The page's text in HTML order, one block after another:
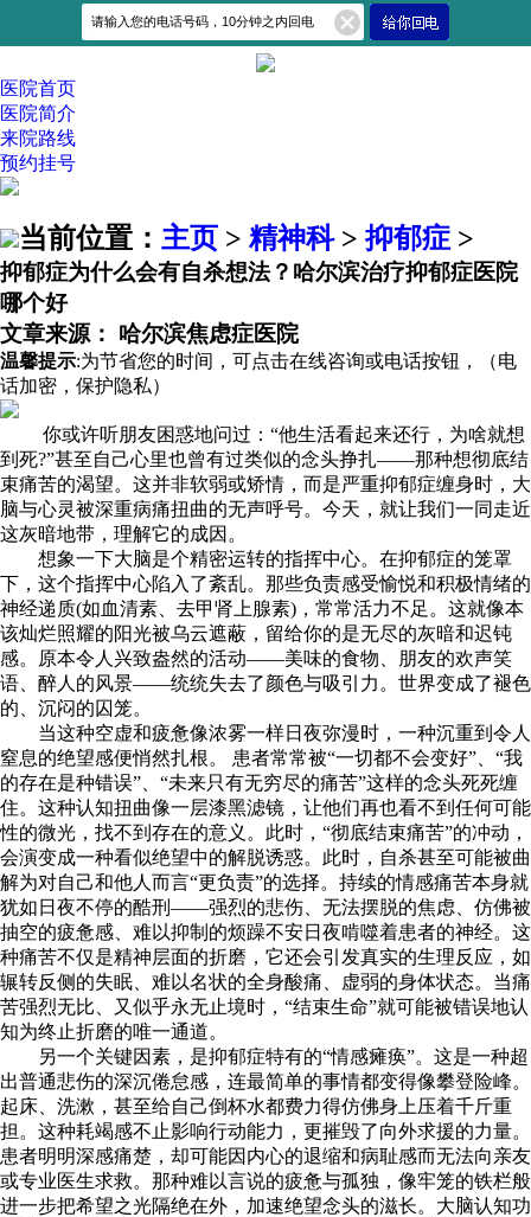
医院首页
医院简介
来院路线
预约挂号
当前位置： 主页 > 精神科> 抑郁症 >
抑郁症为什么会有自杀想法？哈尔滨治疗抑郁症医院
哪个好
文章来源： 哈尔滨焦虑症医院
温馨提示:为节省您的时间，可点击在线咨询或电话按钮，（电
话加密，保护隐私）
你或许听朋友困惑地问过：“他生活看起来还行，为啥就想
到死?”甚至自己心里也曾有过类似的念头挣扎——那种想彻底结
束痛苦的渴望。这并非软弱或矫情，而是严重抑郁症缠身时，大
脑与心灵被深重病痛扭曲的无声呼号。今天，就让我们一同走近
这灰暗地带，理解它的成因。
想象一下大脑是个精密运转的指挥中心。在抑郁症的笼罩
下，这个指挥中心陷入了紊乱。那些负责感受愉悦和积极情绪的
神经递质(如血清素、去甲肾上腺素)，常常活力不足。这就像本
该灿烂照耀的阳光被乌云遮蔽，留给你的是无尽的灰暗和迟钝
感。原本令人兴致盎然的活动——美味的食物、朋友的欢声笑
语、醉人的风景——统统失去了颜色与吸引力。世界变成了褪色
的、沉闷的囚笼。
​​当这种空虚和疲惫像浓雾一样日夜弥漫时，一种沉重到令人
窒息的绝望感便悄然扎根。​​ 患者常常被“一切都不会变好”、“我
的存在是种错误”、“未来只有无穷尽的痛苦”这样的念头死死缠
住。这种认知扭曲像一层漆黑滤镜，让他们再也看不到任何可能
性的微光，找不到存在的意义。此时，“彻底结束痛苦”的冲动，
会演变成一种看似绝望中的解脱诱惑。此时，自杀甚至可能被曲
解为对自己和他人而言“更负责”的选择。持续的情感痛苦本身就
犹如日夜不停的酷刑——强烈的悲伤、无法摆脱的焦虑、仿佛被
抽空的疲惫感、难以抑制的烦躁不安日夜啃噬着患者的神经。这
种痛苦不仅是精神层面的折磨，它还会引发真实的生理反应，如
辗转反侧的失眠、难以名状的全身酸痛、虚弱的身体状态。​​当痛
苦强烈无比、又似乎永无止境时，“结束生命”就可能被错误地认
知为终止折磨的唯一通道。​​
另一个关键因素，是抑郁症特有的“情感瘫痪”。这是一种超
出普通悲伤的深沉倦怠感，连最简单的事情都变得像攀登险峰。
起床、洗漱，甚至给自己倒杯水都费力得仿佛身上压着千斤重
担。这种耗竭感不止影响行动能力，更摧毁了向外求援的力量。
患者明明深感痛楚，却可能因内心的退缩和病耻感而无法向亲友
或专业医生求救。那种难以言说的疲惫与孤独，像牢笼的铁栏般
进一步把希望之光隔绝在外，加速绝望念头的滋长。​​大脑认知功